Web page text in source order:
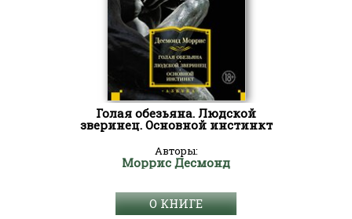
Голая обезьяна. Людской
зверинец. Основной инстинкт
Авторы:
Моррис Десмонд
О КНИГЕ